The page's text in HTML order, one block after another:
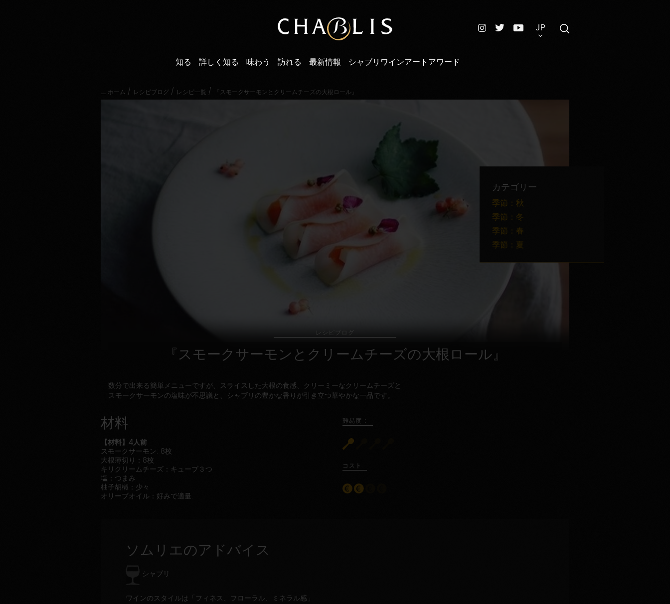
知る 詳しく知る 味わう 訪れる 最新情報 シャブリワインアートアワード
JP
ホーム / レシピブログ / レシピ一覧 / 『スモークサーモンとクリームチーズの大根ロール』
レシピブログ
カテゴリー
季節：秋
季節：冬
季節：春
季節：夏
『スモークサーモンとクリームチーズの大根ロール』
数分で出来る簡単メニューですが、スライスした大根の食感、クリーミーなクリームチーズと
スモークサーモンの塩味が不思議と、シャブリの豊かな香りが引き立つ華やかな一品です。
材料
【材料】4人前
スモークサーモン: 8枚
大根薄切り：8枚
キリクリームチーズ：キューブ３つ
塩：つまみ
柚子胡椒：少々
オリーブオイル：好みで適量.
難易度 :
コスト
ソムリエのアドバイス
シャブリ
ワインのスタイルは「フィネス、フローラル、ミネラル感」